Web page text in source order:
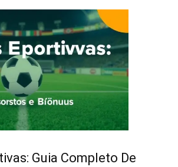
Guia Completo De